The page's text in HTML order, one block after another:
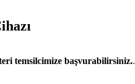
temsilcimize başvurabilirsiniz..